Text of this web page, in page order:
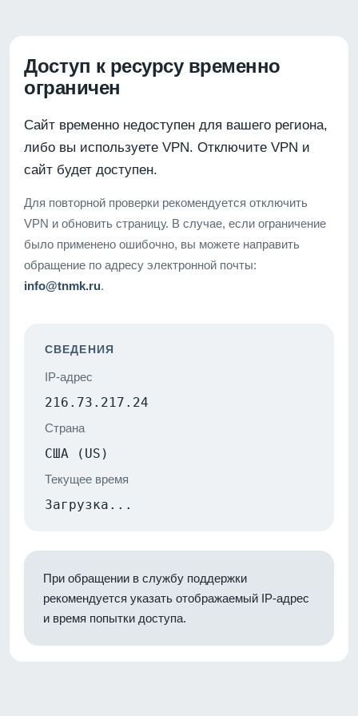
Доступ к ресурсу временно
ограничен
Сайт временно недоступен для вашего региона,
либо вы используете VPN. Отключите VPN и
сайт будет доступен.
Для повторной проверки рекомендуется отключить
VPN и обновить страницу. В случае, если ограничение
было применено ошибочно, вы можете направить
обращение по адресу электронной почты:
info@tnmk.ru.
СВЕДЕНИЯ
IP-адрес
216.73.217.24
Страна
США (US)
Текущее время
Загрузка...
При обращении в службу поддержки
рекомендуется указать отображаемый IP-адрес
и время попытки доступа.